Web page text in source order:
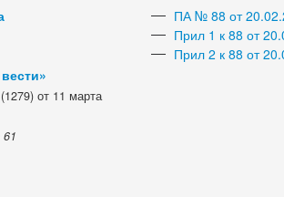
от 11 марта
ПА № 88 от
Прил 1 к 88 от
Прил 2 к 88 от